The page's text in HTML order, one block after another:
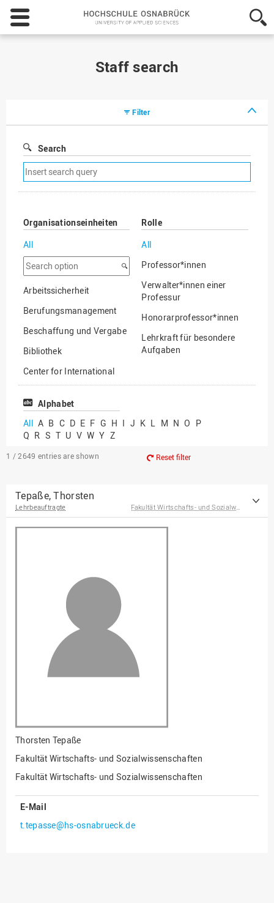
Hochschule
Osnabrück
-
Staff search
Filter
Search
Remove
search
filter
Organisationseinheiten
All
Search
option
Arbeitssicherheit
Berufungsmanagement
Beschaffung und Vergabe
Bibliothek
Center for International
Mobility
Center for International
Chancengerechtigkeit
eLearning Competence
EU-Büro
Fakultät
Agrarwissenschaften und
und Informatik
Fakultät Management,
Kultur und Technik
Fakultät Wirtschafts- und
Sozialwissenschaften
Finanzen
Gesellschaftliches
Engagement
Hochschulplanung/-
strategie
Rolle
All
Professor*innen
Verwalter*innen einer
Professur
Honorarprofessor*innen
Lehrkraft für besondere
Aufgaben
Professor*innen im
Alphabet
All A B C D E F G H I J K L M N O P
Q R S T U V W Y Z
1 / 2649 entries are shown Reset filter
Tepaße, Thorsten
Lehrbeauftragte
Thorsten Tepaße
Fakultät Wirtschafts- und Sozialwissenschaften
Fakultät Wirtschafts- und Sozialwissenschaften
E-Mail
t.tepasse@hs-osnabrueck.de